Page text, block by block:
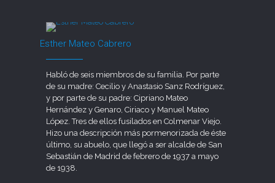
Esther Mateo Cabrero
Habló de seis miembros de su familia. Por parte
de su madre: Cecilio y Anastasio Sanz Rodríguez,
y por parte de su padre: Cipriano Mateo
Hernández y Genaro, Ciriaco y Manuel Mateo
López. Tres de ellos fusilados en Colmenar Viejo.
Hizo una descripción más pormenorizada de éste
último, su abuelo, que llegó a ser alcalde de San
Sebastián de Madrid de febrero de 1937 a mayo
de 1938.